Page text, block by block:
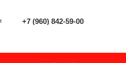
+7 (960) 842-59-00